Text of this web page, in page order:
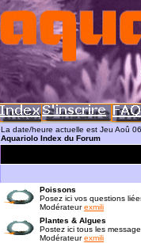
La date/heure actuelle est Jeu Aoû
Aquariolo Index du Forum
Poissons
Posez ici vos questions
Modérateurexmili
Plantes & Algues
Postez ici tous les
Modérateurexmili